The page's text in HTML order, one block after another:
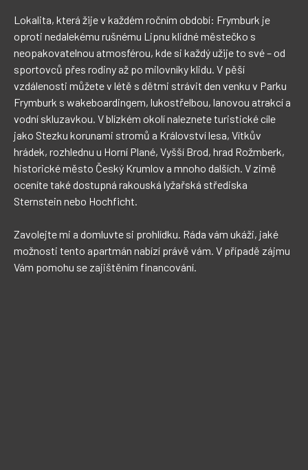
Lokalita, která žije v každém ročním období: Frymburk je
oproti nedalekému rušnému Lipnu klidné městečko s
neopakovatelnou atmosférou, kde si každý užije to své – od
sportovců přes rodiny až po milovníky klidu. V pěší
vzdálenosti můžete v létě s dětmi strávit den venku v Parku
Frymburk s wakeboardingem, lukostřelbou, lanovou atrakcí a
vodní skluzavkou. V blízkém okolí naleznete turistické cíle
jako Stezku korunami stromů a Království lesa, Vítkův
hrádek, rozhlednu u Horní Plané, Vyšší Brod, hrad Rožmberk,
historické město Český Krumlov a mnoho dalších. V zimě
oceníte také dostupná rakouská lyžařská střediska
Sternstein nebo Hochficht.
Zavolejte mi a domluvte si prohlídku. Ráda vám ukáži, jaké
možnosti tento apartmán nabízí právě vám. V případě zájmu
Vám pomohu se zajištěním financování.